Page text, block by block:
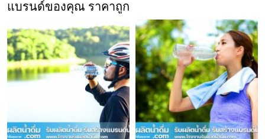
แบรนด์ของคุณ ราคาถูก